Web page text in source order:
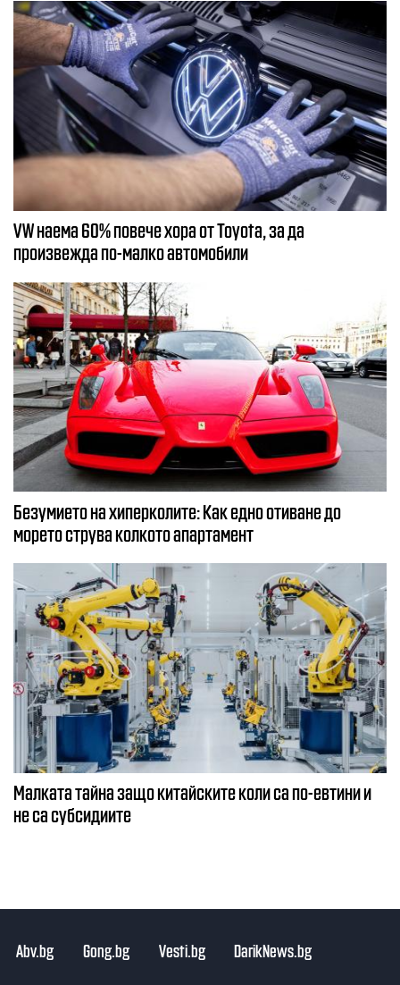
VW наема 60% повече хора от Toyota, за да
произвежда по-малко автомобили
Безумието на хиперколите: Как едно отиване до
морето струва колкото апартамент
Малката тайна защо китайските коли са по-евтини и
не са субсидиите
Abv.bg Gong.bg Vesti.bg DarikNews.bg